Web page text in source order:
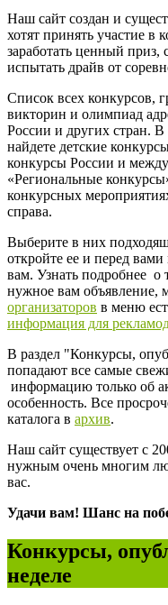
Наш сайт создан и
хотят принять участие в
заработать ценный приз,
испытать драйв от
Список всех конкурсов,
викторин и олимпиад
России и других стран.
найдете детские
конкурсы России и
«Региональные
конкурсных
справа.
Выберите в них
откройте ее и перед
вам. Узнать подробнее о
нужное вам объявление,
организаторов в меню
информация для
В раздел "Конкурсы,
попадают все самые
информацию только об
особенность. Все
каталога в архив.
Наш сайт существует с
нужным очень многим
вас.
Удачи вам! Шанс на
Конкурсы,
неделе